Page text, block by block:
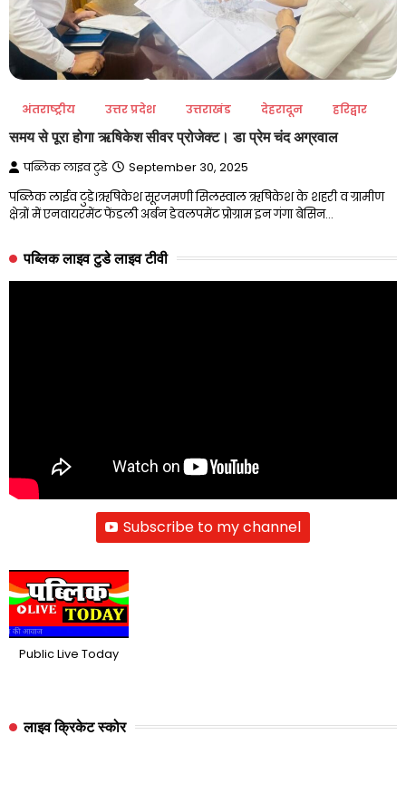
अंतराष्ट्रीय उत्तर प्रदेश उत्तराखंड देहरादून हरिद्वार
समय से पूरा होगा ऋषिकेश सीवर प्रोजेक्ट। डा प्रेम चंद अग्रवाल
पब्लिक लाइव टुडे September 30, 2025
पब्लिक लाईव टुडे।ऋषिकेश सूरजमणी सिलस्वाल ऋषिकेश के शहरी व ग्रामीण
क्षेत्रों में एनवायरमेंट फेंडली अर्बन डेवलपमेंट प्रोग्राम इन गंगा बेसिन…
पब्लिक लाइव टुडे लाइव टीवी
Subscribe to my channel
Public Live Today
लाइव क्रिकेट स्कोर